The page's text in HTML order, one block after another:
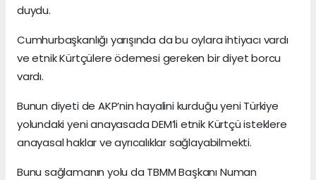
duydu.
Cumhurbaşkanlığı yarışında da bu oylara ihtiyacı vardı
ve etnik Kürtçülere ödemesi gereken bir diyet borcu
vardı.
Bunun diyeti de AKP’nin hayalini kurduğu yeni Türkiye
yolundaki yeni anayasada DEM’li etnik Kürtçü isteklere
anayasal haklar ve ayrıcalıklar sağlayabilmekti.
Bunu sağlamanın yolu da TBMM Başkanı Numan